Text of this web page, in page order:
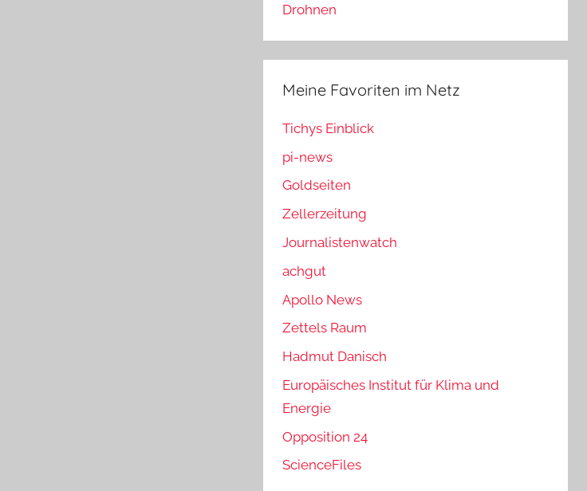
Drohnen
Meine Favoriten im Netz
Tichys Einblick
pi-news
Goldseiten
Zellerzeitung
Journalistenwatch
achgut
Apollo News
Zettels Raum
Hadmut Danisch
Europäisches Institut für Klima und
Energie
Opposition 24
ScienceFiles